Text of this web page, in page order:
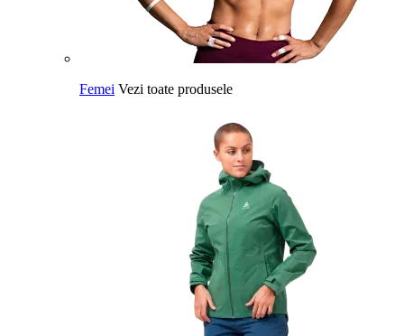
Femei Vezi toate produsele